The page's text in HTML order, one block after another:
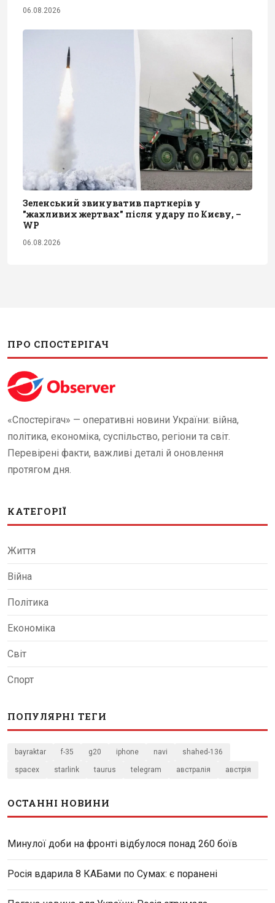
06.08.2026
Зеленський звинуватив партнерів у
"жахливих жертвах" після удару по Києву, –
WP
06.08.2026
ПРО СПОСТЕРІГАЧ
«Спостерігач» — оперативні новини України: війна,
політика, економіка, суспільство, регіони та світ.
Перевірені факти, важливі деталі й оновлення
протягом дня.
КАТЕГОРІЇ
Життя
Війна
Політика
Економіка
Світ
Спорт
ПОПУЛЯРНІ ТЕГИ
bayraktar f-35 g20 iphone navi shahed-136
spacex starlink taurus telegram австралія австрія
ОСТАННІ НОВИНИ
Минулої доби на фронті відбулося понад 260 боїв
Росія вдарила 8 КАБами по Сумах: є поранені